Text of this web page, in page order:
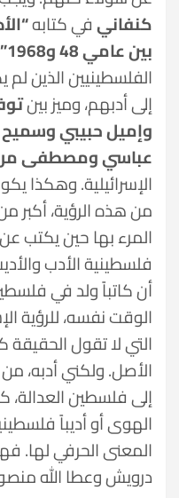
كنفانيفي كتابه
بين عامي 48 و1968”
الفلسطينيين الذين لم
إلى أدبهم، وميز بين
وإميل حبيبي
عباسي ومصطفى
الإسرائيلية. وهكذا
من هذه الرؤية، أكبر
المرء بها حين يكتب
فلسطينية الأدب
أن كاتباً ولد في
الوقت نفسه، للرؤية
التي لا تقول
الأصل. ولكني أدبه،
إلى فلسطين العدالة،
الهوى أو أديباً
المعنى الحرفي
درويش وعطا الله